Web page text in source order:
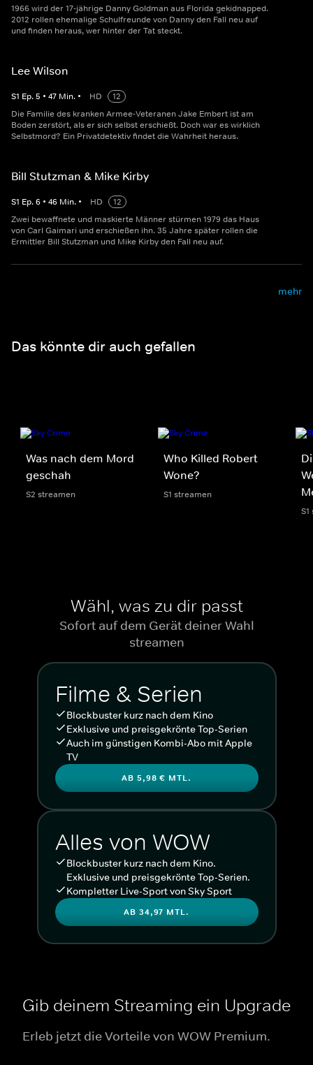
1966 wird der 17-jährige Danny Goldman aus Florida gekidnapped.
2012 rollen ehemalige Schulfreunde von Danny den Fall neu auf
und finden heraus, wer hinter der Tat steckt.
Lee Wilson
S1 Ep.5 • 47 Min. • HD
12
Die Familie des kranken Armee-Veteranen Jake Embert ist am
Boden zerstört, als er sich selbst erschießt. Doch war es wirklich
Selbstmord? Ein Privatdetektiv findet die Wahrheit heraus.
Bill Stutzman & Mike Kirby
S1 Ep.6 • 46 Min. • HD
12
Zwei bewaffnete und maskierte Männer stürmen 1979 das Haus
von Carl Gaimari und erschießen ihn. 35 Jahre später rollen die
Ermittler Bill Stutzman und Mike Kirby den Fall neu auf.
mehr
Das könnte dir auch gefallen
Was nach dem Mord
geschah
S2 streamen
Who Killed Robert
Wone?
S1 streamen
Wähl, was zu dir passt
Sofort auf dem Gerät deiner Wahl
streamen
Filme & Serien
Blockbuster kurz nach dem Kino
Exklusive und preisgekrönte Top-Serien
Auch im günstigen Kombi-Abo mit Apple
TV
AB 5,98 € MTL.
Alles von WOW
Blockbuster kurz nach dem Kino.
Exklusive und preisgekrönte Top-Serien.
Kompletter Live-Sport von Sky Sport
AB 34,97 MTL.
Gib deinem Streaming ein Upgrade
Erleb jetzt die Vorteile von WOW Premium.